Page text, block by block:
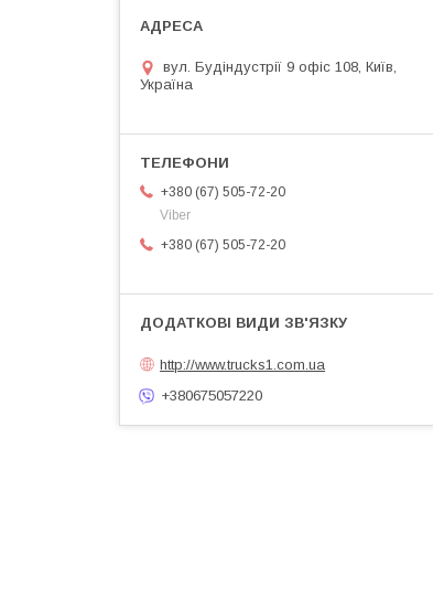
вул. Будіндустрії 9 офіс 108, Київ,
Україна
+380 (67) 505-72-20
Viber
+380 (67) 505-72-20
http://www.trucks1.com.ua
+380675057220